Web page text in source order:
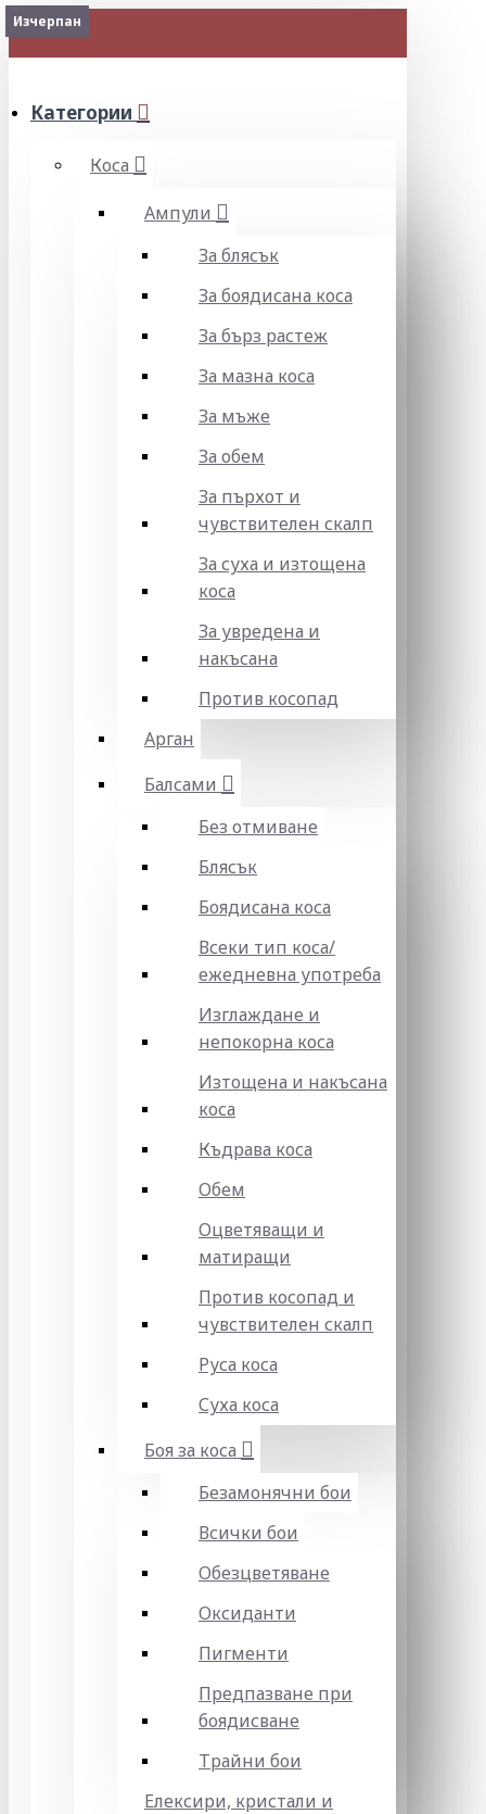
МЕНЮ
Категории
Коса
Ампули
За блясък
За боядисана коса
За бърз растеж
За мазна коса
За мъже
За обем
За пърхот и
чувствителен скалп
За суха и изтощена
коса
За увредена и
накъсана
Против косопад
Арган
Балсами
Без отмиване
Блясък
Боядисана коса
Всеки тип коса/
ежедневна употреба
Изглаждане и
непокорна коса
Изтощена и накъсана
коса
Къдрава коса
Обем
Оцветяващи и
матиращи
Против косопад и
чувствителен скалп
Руса коса
Суха коса
Боя за коса
Безамонячни бои
Всички бои
Обезцветяване
Оксиданти
Пигменти
Предпазване при
боядисване
Трайни бои
Елексири, кристали и
Изчерпан